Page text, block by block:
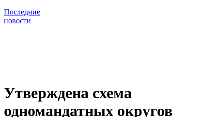
Последние
новости
Утверждена схема
одномандатных округов